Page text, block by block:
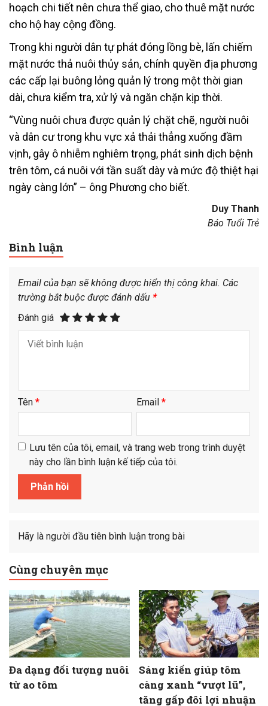
hoạch chi tiết nên chưa thể giao, cho thuê mặt nước
cho hộ hay cộng đồng.
Trong khi người dân tự phát đóng lồng bè, lấn chiếm
mặt nước thả nuôi thủy sản, chính quyền địa phương
các cấp lại buông lỏng quản lý trong một thời gian
dài, chưa kiểm tra, xử lý và ngăn chặn kịp thời.
“Vùng nuôi chưa được quản lý chặt chẽ, người nuôi
và dân cư trong khu vực xả thải thẳng xuống đầm
vịnh, gây ô nhiễm nghiêm trọng, phát sinh dịch bệnh
trên tôm, cá nuôi với tần suất dày và mức độ thiệt hại
ngày càng lớn” – ông Phương cho biết.
Duy Thanh
Báo Tuổi Trẻ
Bình luận
Email của bạn sẽ không được hiển thị công khai. Các
trường bắt buộc được đánh dấu *
Đánh giá
Tên * Email *
Lưu tên của tôi, email, và trang web trong trình duyệt
này cho lần bình luận kế tiếp của tôi.
Hãy là người đầu tiên bình luận trong bài
Cùng chuyên mục
Đa dạng đối tượng nuôi
từ ao tôm
Sáng kiến giúp tôm
càng xanh “vượt lũ”,
tăng gấp đôi lợi nhuận